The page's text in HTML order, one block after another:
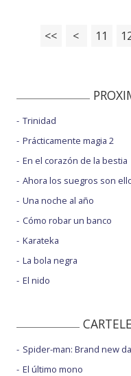
<< < 11
Trinidad
Prácticamente magia 2
En el corazón de la bestia
Ahora los suegros son
Una noche al año
Cómo robar un banco
Karateka
La bola negra
El nido
Spider-man: Brand new
El último mono